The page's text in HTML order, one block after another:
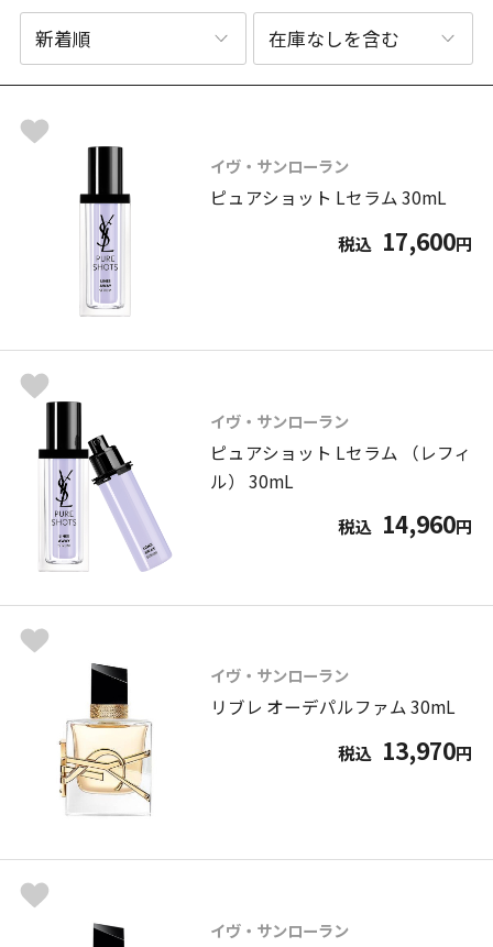
イヴ・サンローラン
ピュアショット Lセラム 30mL
税込 17,600円
イヴ・サンローラン
ピュアショット Lセラム （レフィ
ル） 30mL
税込 14,960円
イヴ・サンローラン
リブレ オーデパルファム 30mL
税込 13,970円
イヴ・サンローラン